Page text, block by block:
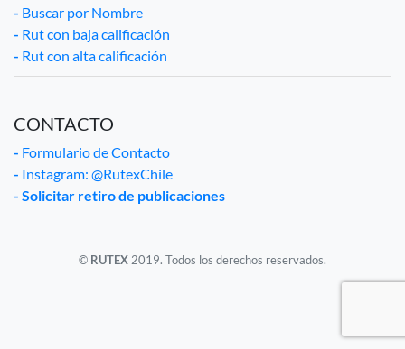
- Buscar por Nombre
- Rut con baja calificación
- Rut con alta calificación
CONTACTO
- Formulario de Contacto
- Instagram: @RutexChile
- Solicitar retiro de publicaciones
© RUTEX 2019. Todos los derechos reservados.